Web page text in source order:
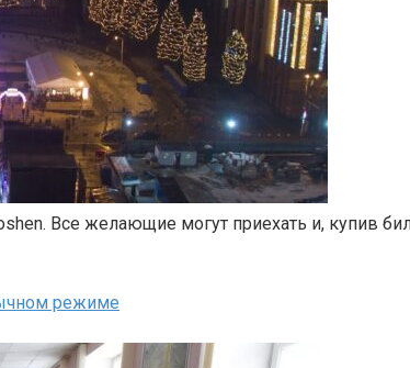
Все желающие могут приехать и, купив
режиме